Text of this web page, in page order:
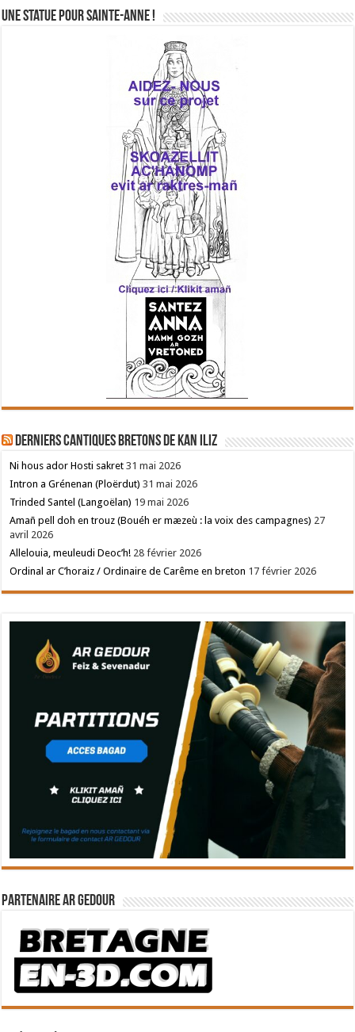
Une statue pour Sainte-Anne !
Derniers cantiques bretons de Kan Iliz
Ni hous ador Hosti sakret 31 mai 2026
Intron a Grénenan (Ploërdut) 31 mai 2026
Trinded Santel (Langoëlan) 19 mai 2026
Amañ pell doh en trouz (Bouéh er mæzeù : la voix des campagnes) 27
avril 2026
Allelouia, meuleudi Deoc’h! 28 février 2026
Ordinal ar C’horaiz / Ordinaire de Carême en breton 17 février 2026
Partenaire Ar Gedour